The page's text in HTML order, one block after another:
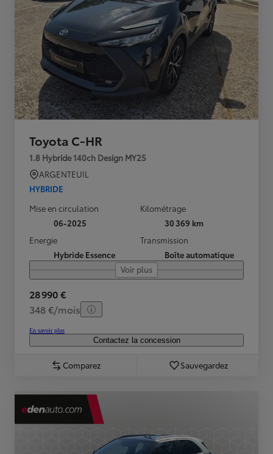
Toyota C-HR
1.8 Hybride 140ch Design MY25
ARGENTEUIL
HYBRIDE
Mise en circulation
06-2025
Kilométrage
30 369 km
Energie
Hybride Essence
Transmission
Boîte automatique
Voir plus
28 990 €
348 €/mois
En savoir plus
Contactez la concession
Comparez Sauvegardez